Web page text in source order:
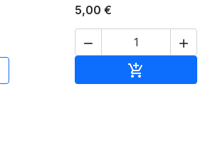
5,00 €
 
